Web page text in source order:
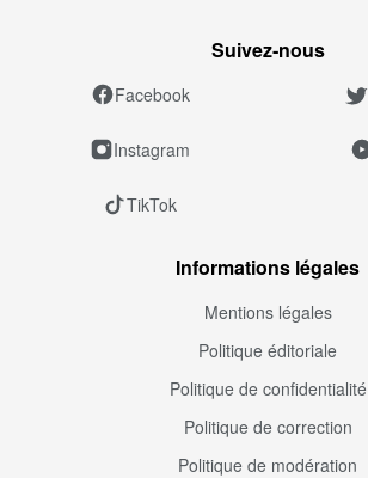
Suivez‑nous
Facebook
Instagram
TikTok
Informations légales
Mentions légales
Politique éditoriale
Politique de confidentialité
Politique de correction
Politique de modération